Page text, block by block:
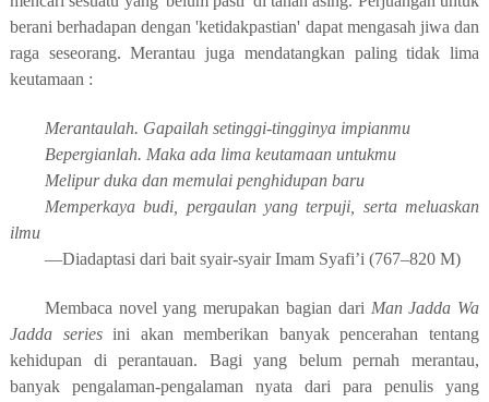
berani berhadapan dengan 'ketidakpastian' dapat mengasah jiwa dan
raga seseorang. Merantau juga mendatangkan paling tidak lima
keutamaan :
Merantaulah. Gapailah setinggi-tingginya impianmu
Bepergianlah. Maka ada lima keutamaan untukmu
Melipur duka dan memulai penghidupan baru
Memperkaya budi, pergaulan yang terpuji, serta meluaskan
ilmu
—Diadaptasi dari bait syair-syair Imam Syafi’i (767–820 M)
Membaca novel yang merupakan bagian dari Man Jadda Wa
Jadda seriesini akan memberikan banyak pencerahan tentang
kehidupan di perantauan. Bagi yang belumpernahmerantau,
banyak pengalaman-pengalaman nyata dari para penulis yang